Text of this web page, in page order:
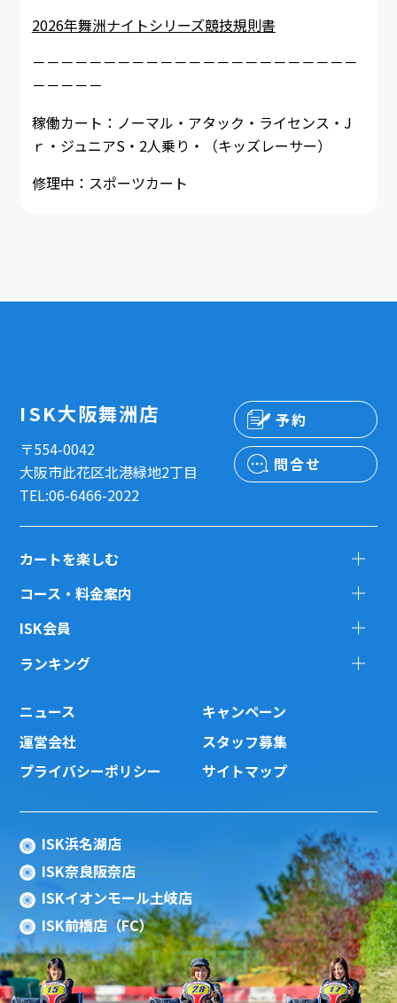
2026年舞洲ナイトシリーズ競技規則書
－－－－－－－－－－－－－－－－－－－－－－－
－－－－－
稼働カート：ノーマル・アタック・ライセンス・J
ｒ・ジュニアS・2人乗り・（キッズレーサー）
修理中：スポーツカート
ISK大阪舞洲店
〒554-0042
大阪市此花区北港緑地2丁目
TEL:06-6466-2022
予約
問合せ
カートを楽しむ
コース・料金案内
ISK会員
ランキング
ニュース
キャンペーン
運営会社
スタッフ募集
プライバシーポリシー
サイトマップ
ISK浜名湖店
ISK奈良阪奈店
ISKイオンモール土岐店
ISK前橋店（FC）